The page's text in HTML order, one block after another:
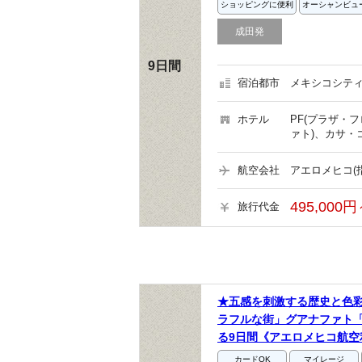
9日間
ショッピングに便利 オーシャンビュ
成田発
宿泊都市 メキシコシテ
ホテル
PF(プラザ・
ァト)、カサ・
航空会社 アエロメヒコ(
旅行代金 495,000円
★五感を刺激する歴史と色
ラフルな街」グアナファト
る9日間《アエロメヒコ航
カードOK マイレージ